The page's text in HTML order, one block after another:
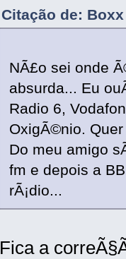
Citação de:
NÃ£o sei onde
absurda... Eu
Radio 6,
OxigÃ©nio.
Do meu amigo
fm e depois a
rÃ¡dio...
Fica a